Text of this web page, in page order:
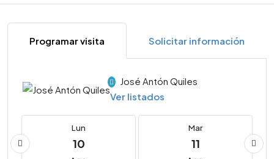
Programar visita Solicitar información
José Antón Quiles
Ver listados
Lun
10
Mar
11